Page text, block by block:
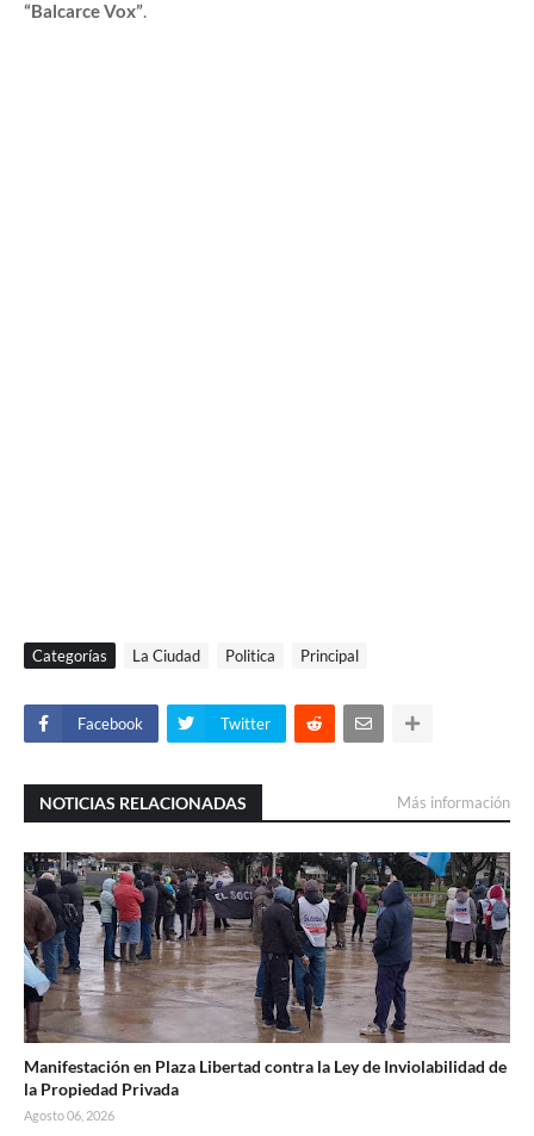
“Balcarce Vox”.
Categorías La Ciudad Politica Principal
Facebook Twitter
NOTICIAS RELACIONADAS Más información
Manifestación en Plaza Libertad contra la Ley de Inviolabilidad de
la Propiedad Privada
Agosto 06, 2026